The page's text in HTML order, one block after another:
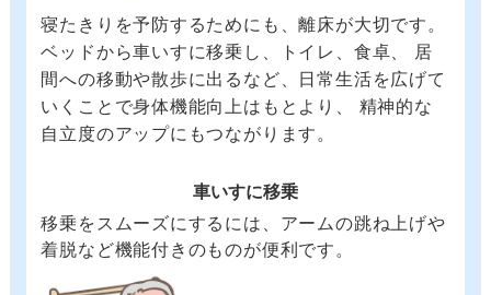
寝たきりを予防するためにも、離床が大切です。
ベッドから車いすに移乗し、トイレ、食卓、 居
間への移動や散歩に出るなど、日常生活を広げて
いくことで身体機能向上はもとより、 精神的な
自立度のアップにもつながります。
車いすに移乗
移乗をスムーズにするには、アームの跳ね上げや
着脱など機能付きのものが便利です。